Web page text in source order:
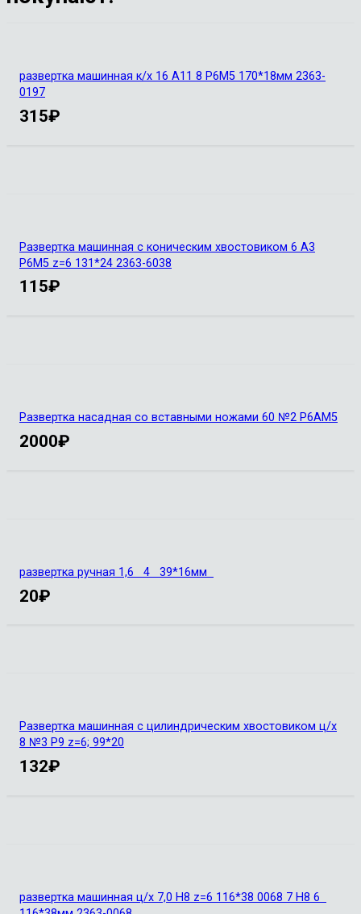
развертка машинная к/х 16 А11 8 Р6М5 170*18мм 2363-
0197
315₽
Развертка машинная с коническим хвостовиком 6 А3
Р6М5 z=6 131*24 2363-6038
115₽
Развертка насадная со вставными ножами 60 №2 Р6АМ5
2000₽
развертка ручная 1,6 4 39*16мм
20₽
Развертка машинная с цилиндрическим хвостовиком ц/х
8 №3 Р9 z=6; 99*20
132₽
развертка машинная ц/х 7,0 H8 z=6 116*38 0068 7 Н8 6